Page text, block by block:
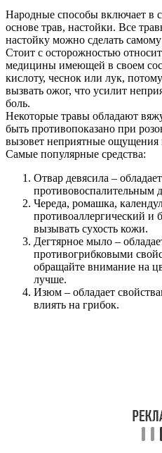
Народные способы включает в
основе трав, настойки. Все
настойку можно сделать
Стоит с осторожностью
медицины имеющей в своем
кислоту, чеснок или лук,
вызвать ожог, что усилит
боль.
Некоторые травы обладают
быть противопоказано при
вызовет неприятные ощущения
Самые популярные средства:
Отвар девясила –
противовоспалительным
Череда, ромашка,
противоаллергический и
вызывать сухость кожи.
Дегтярное мыло –
противогрибковыми
обращайте внимание на
лучше.
Изюм – обладает
влиять на грибок.